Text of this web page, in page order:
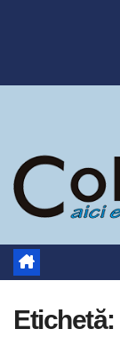
Etichetă: